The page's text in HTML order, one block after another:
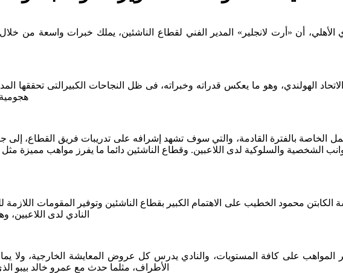
الأهلي، أن «أرت لانجلير» المدير الفني لقطاع الناشئين، يملك خبرات واسعة من
الهولندي، وهو ما يعكس قدراته ‏وخبراته، فى ظل النجاحات الكبيرالتى تحققها
الخاصة بالفترة القادمة، والتي سوف تشهد إشرافه على تدريبات فريق القطاع،
الشخصية والسلوكية لدى اللاعبين. ‏وقطاع الناشئين دائما ما يفرز مواهب
الكابتن محمود الخطيب على الاهتمام الكبير بقطاع الناشئين وتوفير المقومات
النادي لدى
المواهب على كافة المستويات، والنادي يدرس كل عروض المعايشة الخارجية،
الأطراف، مثلما حدث مع عمرو خالد بيبو